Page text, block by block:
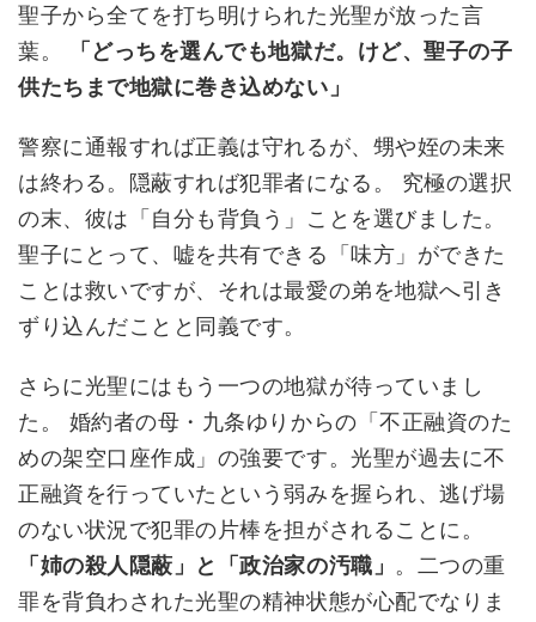
聖子から全てを打ち明けられた光聖が放った言
葉。
「どっちを選んでも地獄だ。けど、聖子の子
供たちまで地獄に巻き込めない」
警察に通報すれば正義は守れるが、甥や姪の未来
は終わる。隠蔽すれば犯罪者になる。 究極の選択
の末、彼は「自分も背負う」ことを選びました。
聖子にとって、嘘を共有できる「味方」ができた
ことは救いですが、それは最愛の弟を地獄へ引き
ずり込んだことと同義です。
さらに光聖にはもう一つの地獄が待っていまし
た。 婚約者の母・九条ゆりからの「不正融資のた
めの架空口座作成」の強要です。光聖が過去に不
正融資を行っていたという弱みを握られ、逃げ場
のない状況で犯罪の片棒を担がされることに。
「姉の殺人隠蔽」と「政治家の汚職」 。二つの重
罪を背負わされた光聖の精神状態が心配でなりま